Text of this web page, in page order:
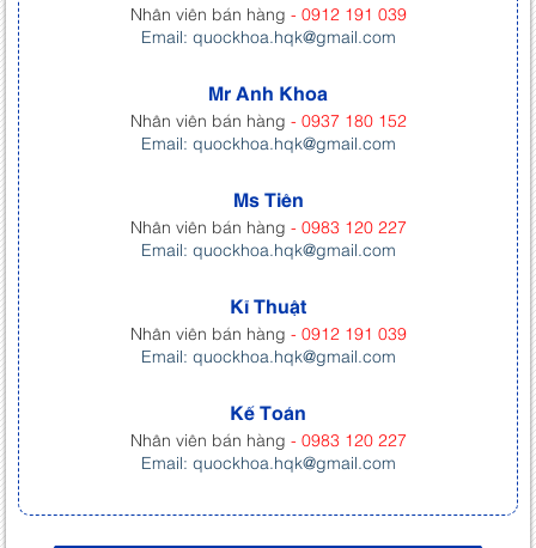
Nhân viên bán hàng - 0912 191 039
Email: quockhoa.hqk@gmail.com
Mr Anh Khoa
Nhân viên bán hàng - 0937 180 152
Email: quockhoa.hqk@gmail.com
Ms Tiên
Nhân viên bán hàng - 0983 120 227
Email: quockhoa.hqk@gmail.com
Kĩ Thuật
Nhân viên bán hàng - 0912 191 039
Email: quockhoa.hqk@gmail.com
Kế Toán
Nhân viên bán hàng - 0983 120 227
Email: quockhoa.hqk@gmail.com